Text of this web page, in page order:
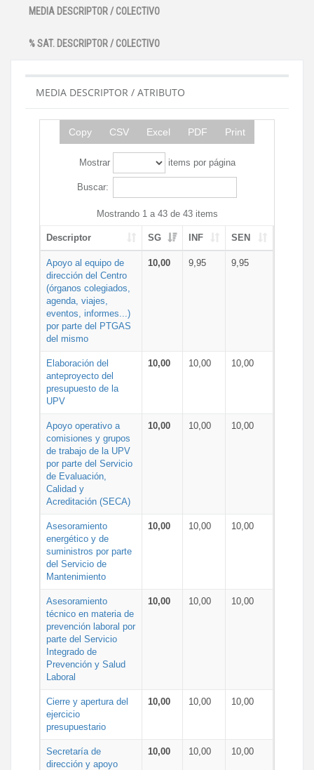
MEDIA DESCRIPTOR / COLECTIVO
% SAT. DESCRIPTOR / COLECTIVO
MEDIA DESCRIPTOR / ATRIBUTO
Copy CSV Excel PDF Print
Mostrar items por página
Buscar:
Mostrando 1 a 43 de 43 items
Descriptor SG INF SEN
Apoyo al equipo de
dirección del Centro
(órganos colegiados,
agenda, viajes,
eventos, informes...)
por parte del PTGAS
del mismo
10,00 9,95 9,95
Elaboración del
anteproyecto del
presupuesto de la
UPV
10,00 10,00 10,00
Apoyo operativo a
comisiones y grupos
de trabajo de la UPV
por parte del Servicio
de Evaluación,
Calidad y
Acreditación (SECA)
10,00 10,00 10,00
Asesoramiento
energético y de
suministros por parte
del Servicio de
Mantenimiento
10,00 10,00 10,00
Asesoramiento
técnico en materia de
prevención laboral por
parte del Servicio
Integrado de
Prevención y Salud
Laboral
10,00 10,00 10,00
Cierre y apertura del
ejercicio
presupuestario
10,00 10,00 10,00
Secretaría de
dirección y apoyo
10,00 10,00 10,00